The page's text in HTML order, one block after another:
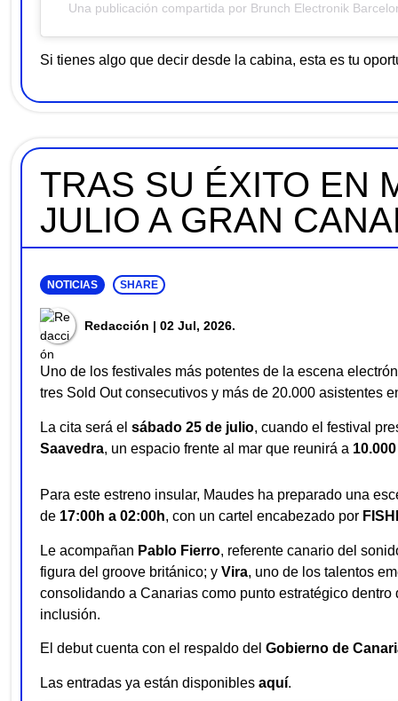
Una publicación compartida por Brunch Electronik
Si tienes algo que decir desde la cabina, esta es tu
TRAS SU ÉXITO EN
JULIO A GRAN
NOTICIAS SHARE
Redacción | 02 Jul, 2026.
Uno de los festivales más potentes de la escena
tres Sold Out consecutivos y más de 20.000 asistentes
La cita será el sábado 25 de julio, cuando el festival
Saavedra, un espacio frente al mar que reunirá a
Para este estreno insular, Maudes ha preparado una
de 17:00h a 02:00h, con un cartel encabezado por
Le acompañan Pablo Fierro, referente canario del
figura del groove británico; y Vira, uno de los talentos
consolidando a Canarias como punto estratégico
inclusión.
El debut cuenta con el respaldo del Gobierno de
Las entradas ya están disponibles aquí.